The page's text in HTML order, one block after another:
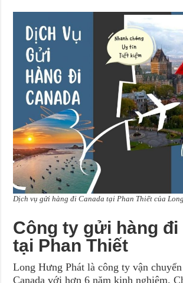
Dịch vụ gửi hàng đi Canada tại Phan Thiết của
Công ty gửi hàng đi
tại Phan Thiết
Long Hưng Phát là công ty vận
Canada với hơn 6 năm kinh nghiệm.